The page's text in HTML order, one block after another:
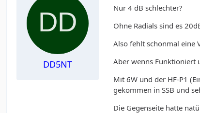
DD5NT
Nur 4 dB schlechter?
Ohne Radials sind es
Also fehlt schonmal eine
Aber wenns Funktioniert
Mit 6W und der HF-P1
gekommen in SSB und
Die Gegenseite hatte